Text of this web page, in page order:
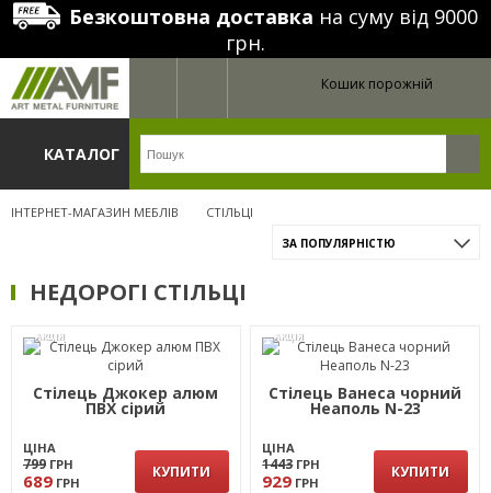
Безкоштовна доставка на суму від 9000
грн.
Кошик порожній
КАТАЛОГ
ІНТЕРНЕТ-МАГАЗИН МЕБЛІВ СТІЛЬЦІ
ЗА ПОПУЛЯРНІСТЮ
НЕДОРОГІ СТІЛЬЦІ
АКЦІЯ
Стілець Джокер алюм
ПВХ сірий
ЦІНА
799 ГРН
689 ГРН
КУПИТИ
АКЦІЯ
Стілець Ванеса чорний
Неаполь N-23
ЦІНА
1443 ГРН
929 ГРН
КУПИТИ